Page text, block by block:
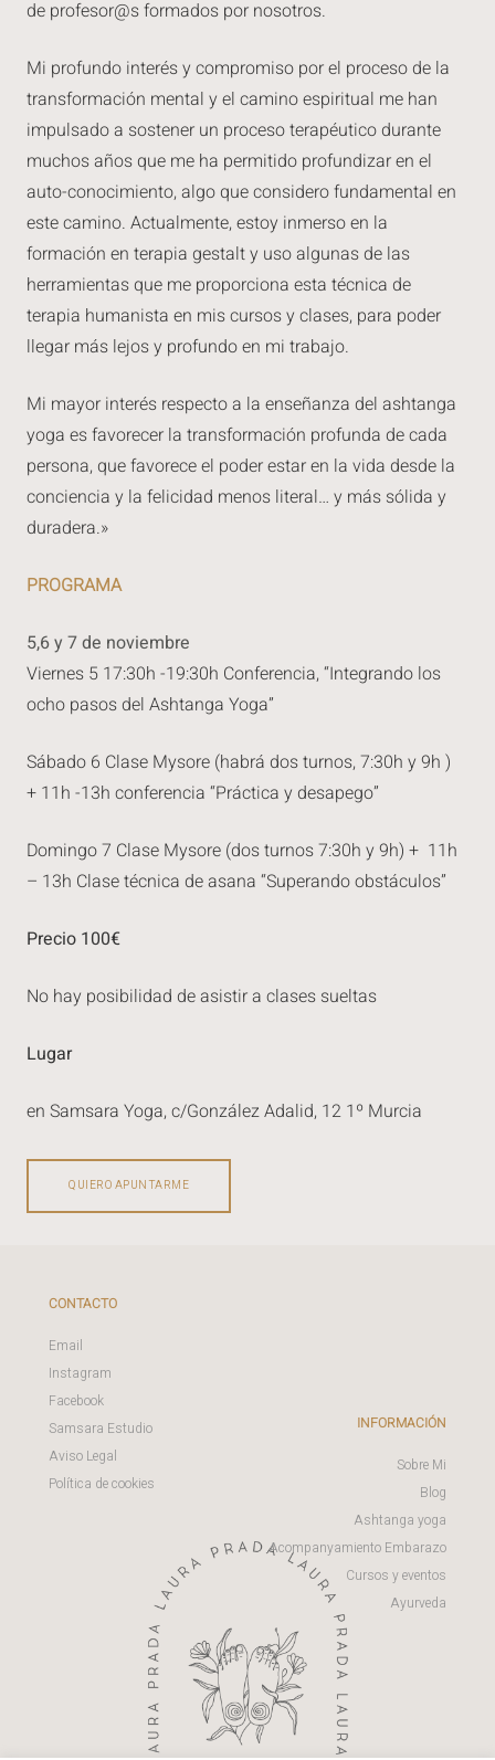
de profesor@s formados por nosotros.
Mi profundo interés y compromiso por el proceso de la
transformación mental y el camino espiritual me han
impulsado a sostener un proceso terapéutico durante
muchos años que me ha permitido profundizar en el
auto-conocimiento, algo que considero fundamental en
este camino. Actualmente, estoy inmerso en la
formación en terapia gestalt y uso algunas de las
herramientas que me proporciona esta técnica de
terapia humanista en mis cursos y clases, para poder
llegar más lejos y profundo en mi trabajo.
Mi mayor interés respecto a la enseñanza del ashtanga
yoga es favorecer la transformación profunda de cada
persona, que favorece el poder estar en la vida desde la
conciencia y la felicidad menos literal… y más sólida y
duradera.»
PROGRAMA
5,6 y 7 de noviembre
Viernes 5 17:30h -19:30h Conferencia, “Integrando los
ocho pasos del Ashtanga Yoga”
Sábado 6 Clase Mysore (habrá dos turnos, 7:30h y 9h )
+ 11h -13h conferencia “Práctica y desapego”
Domingo 7 Clase Mysore (dos turnos 7:30h y 9h) + 11h
– 13h Clase técnica de asana “Superando obstáculos”
Precio 100€
No hay posibilidad de asistir a clases sueltas
Lugar
en Samsara Yoga, c/González Adalid, 12 1º Murcia
QUIERO APUNTARME
CONTACTO
Email
Instagram
Facebook
Samsara Estudio
Aviso Legal
Política de cookies
INFORMACIÓN
Sobre Mi
Blog
Ashtanga yoga
Acompanyamiento Embarazo
Cursos y eventos
Ayurveda